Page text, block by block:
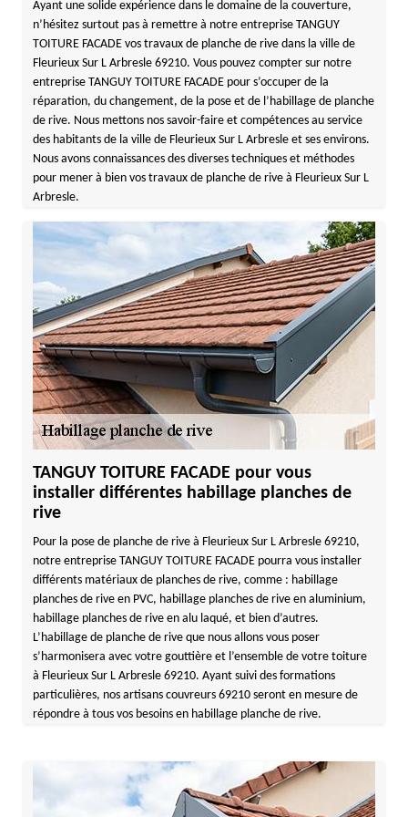
Ayant une solide expérience dans le domaine de la couverture,
n’hésitez surtout pas à remettre à notre entreprise TANGUY
TOITURE FACADE vos travaux de planche de rive dans la ville de
Fleurieux Sur L Arbresle 69210. Vous pouvez compter sur notre
entreprise TANGUY TOITURE FACADE pour s’occuper de la
réparation, du changement, de la pose et de l’habillage de planche
de rive. Nous mettons nos savoir-faire et compétences au service
des habitants de la ville de Fleurieux Sur L Arbresle et ses environs.
Nous avons connaissances des diverses techniques et méthodes
pour mener à bien vos travaux de planche de rive à Fleurieux Sur L
Arbresle.
TANGUY TOITURE FACADE pour vous
installer différentes habillage planches de
rive
Pour la pose de planche de rive à Fleurieux Sur L Arbresle 69210,
notre entreprise TANGUY TOITURE FACADE pourra vous installer
différents matériaux de planches de rive, comme : habillage
planches de rive en PVC, habillage planches de rive en aluminium,
habillage planches de rive en alu laqué, et bien d’autres.
L’habillage de planche de rive que nous allons vous poser
s’harmonisera avec votre gouttière et l’ensemble de votre toiture
à Fleurieux Sur L Arbresle 69210. Ayant suivi des formations
particulières, nos artisans couvreurs 69210 seront en mesure de
répondre à tous vos besoins en habillage planche de rive.